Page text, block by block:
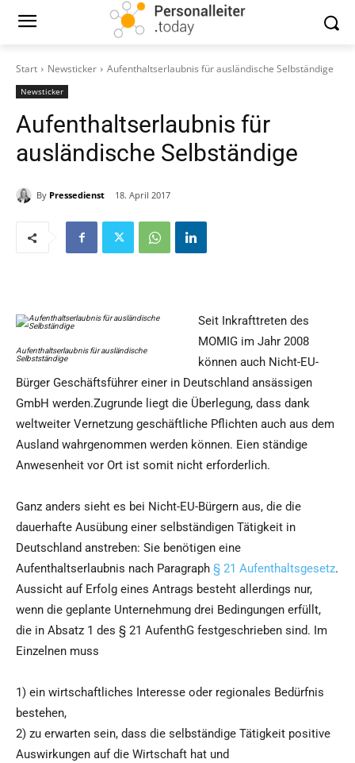
Start Newsticker Aufenthaltserlaubnis für ausländische Selbständige
Newsticker
Aufenthaltserlaubnis für
ausländische Selbständige
By Pressedienst 18. April 2017
Aufenthaltserlaubnis für ausländische
Selbstständige
Seit Inkrafttreten des
MOMIG im Jahr 2008
können auch Nicht-EU-
Bürger Geschäftsführer einer in Deutschland ansässigen
GmbH werden.Zugrunde liegt die Überlegung, dass dank
weltweiter Vernetzung geschäftliche Pflichten auch aus dem
Ausland wahrgenommen werden können. Eien ständige
Anwesenheit vor Ort ist somit nicht erforderlich.
Ganz anders sieht es bei Nicht-EU-Bürgern aus, die die
dauerhafte Ausübung einer selbständigen Tätigkeit in
Deutschland anstreben: Sie benötigen eine
Aufenthaltserlaubnis nach Paragraph § 21 Aufenthaltsgesetz.
Aussicht auf Erfolg eines Antrags besteht allerdings nur,
wenn die geplante Unternehmung drei Bedingungen erfüllt,
die in Absatz 1 des § 21 AufenthG festgeschrieben sind. Im
Einzelnen muss
1) ein wirtschaftliches Interesse oder regionales Bedürfnis
bestehen,
2) zu erwarten sein, dass die selbständige Tätigkeit positive
Auswirkungen auf die Wirtschaft hat und